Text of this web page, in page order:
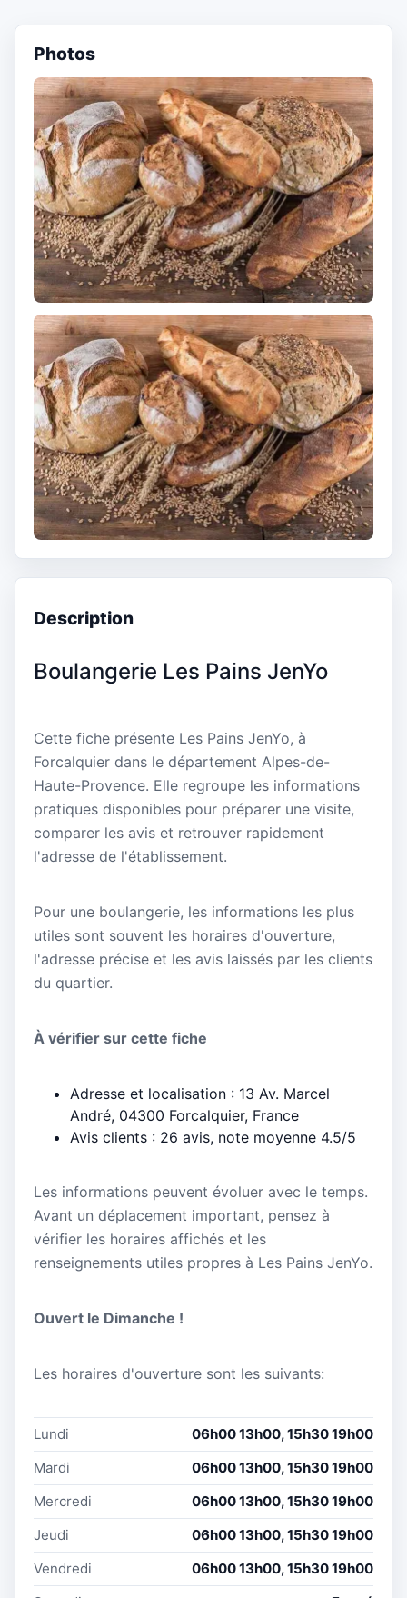
Photos
Description
Boulangerie Les Pains JenYo
Cette fiche présente Les Pains JenYo, à
Forcalquier dans le département Alpes-de-
Haute-Provence. Elle regroupe les informations
pratiques disponibles pour préparer une visite,
comparer les avis et retrouver rapidement
l'adresse de l'établissement.
Pour une boulangerie, les informations les plus
utiles sont souvent les horaires d'ouverture,
l'adresse précise et les avis laissés par les clients
du quartier.
À vérifier sur cette fiche
Adresse et localisation : 13 Av. Marcel
André, 04300 Forcalquier, France
Avis clients : 26 avis, note moyenne 4.5/5
Les informations peuvent évoluer avec le temps.
Avant un déplacement important, pensez à
vérifier les horaires affichés et les
renseignements utiles propres à Les Pains JenYo.
Ouvert le Dimanche !
Les horaires d'ouverture sont les suivants:
Lundi
06h00 13h00, 15h30 19h00
Mardi
06h00 13h00, 15h30 19h00
Mercredi
06h00 13h00, 15h30 19h00
Jeudi
06h00 13h00, 15h30 19h00
Vendredi
06h00 13h00, 15h30 19h00